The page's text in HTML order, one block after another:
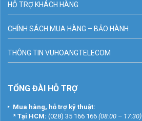
HỖ TRỢ KHÁCH HÀNG
CHÍNH SÁCH MUA HÀNG – BẢO HÀNH
THÔNG TIN VUHOANGTELECOM
TỔNG ĐÀI HỖ TRỢ
Mua hàng, hỗ trợ kỹ thuật:
* Tại HCM: (028) 35 166 166 (08:00 – 17:30)